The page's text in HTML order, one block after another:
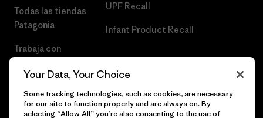
Todas las tiendas
Patagonia
Trabaja con
UPF Recall
Infant Product Recall
Your Data, Your Choice
Some tracking technologies, such as cookies, are necessary
for our site to function properly and are always on. By
selecting “Allow All” you’re also consenting to the use of